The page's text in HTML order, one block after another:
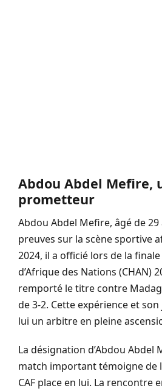
Abdou Abdel Mefire,
prometteur
Abdou Abdel Mefire, âgé de 29
preuves sur la scène sportive
2024, il a officié lors de la
d’Afrique des Nations (CHAN)
remporté le titre contre
de 3-2. Cette expérience et
lui un arbitre en pleine
La désignation d’Abdou Abdel
match important témoigne de
CAF place en lui. La rencontre